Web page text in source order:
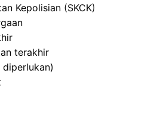
Kepolisian (SKCK)
terakhir